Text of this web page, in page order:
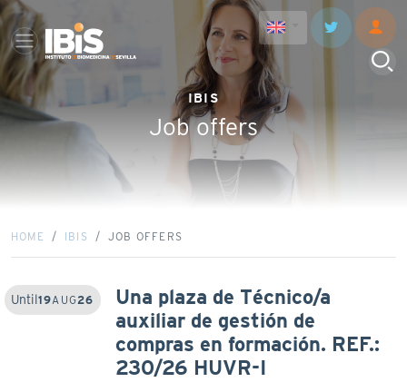
IBIS
Job offers
HOME IBIS JOB OFFERS
Until19AUG26
Una plaza de Técnico/a
auxiliar de gestión de
compras en formación. REF.:
230/26 HUVR-I